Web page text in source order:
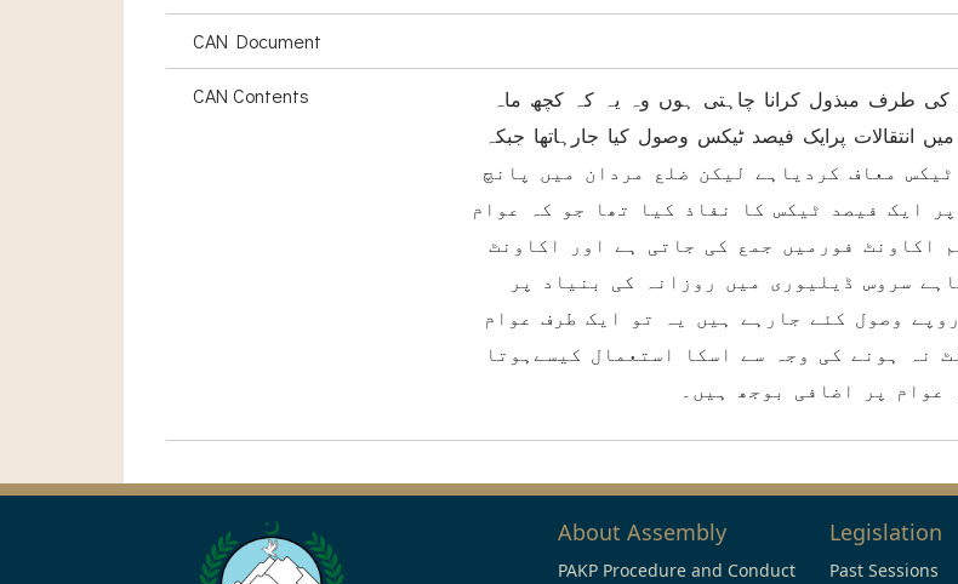
CAN Document
CAN Contents
کی طرف مبذول کرانا چاہتی ہوں وہ یہ کہ کچھ ماہ
انتقالات پرایک فیصد ٹیکس وصول کیا جارہاتھا جبکہ
نے انتقالات پر ٹی ایم اے کا 2فیصد ٹیکس معاف کردیاہے لیکن ضلع مردان میں پانچ
ایک فیصد ٹیکس کا نفاذ کیا تھا جو کہ عوام
اکاونٹ فورمیں جمع کی جاتی ہے اور اکاونٹ
سروس ڈیلیوری میں روزانہ کی بنیاد پر
وصول کئے جارہے ہیں یہ تو ایک طرف عوام
نہ ہونے کی وجہ سے اسکا استعمال کیسےہوتا
پر اضافی بوجھ ہیں۔
About Assembly
PAKP Procedure and Conduct
Legislation
Past Sessions